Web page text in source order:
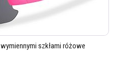
szkłami różowe